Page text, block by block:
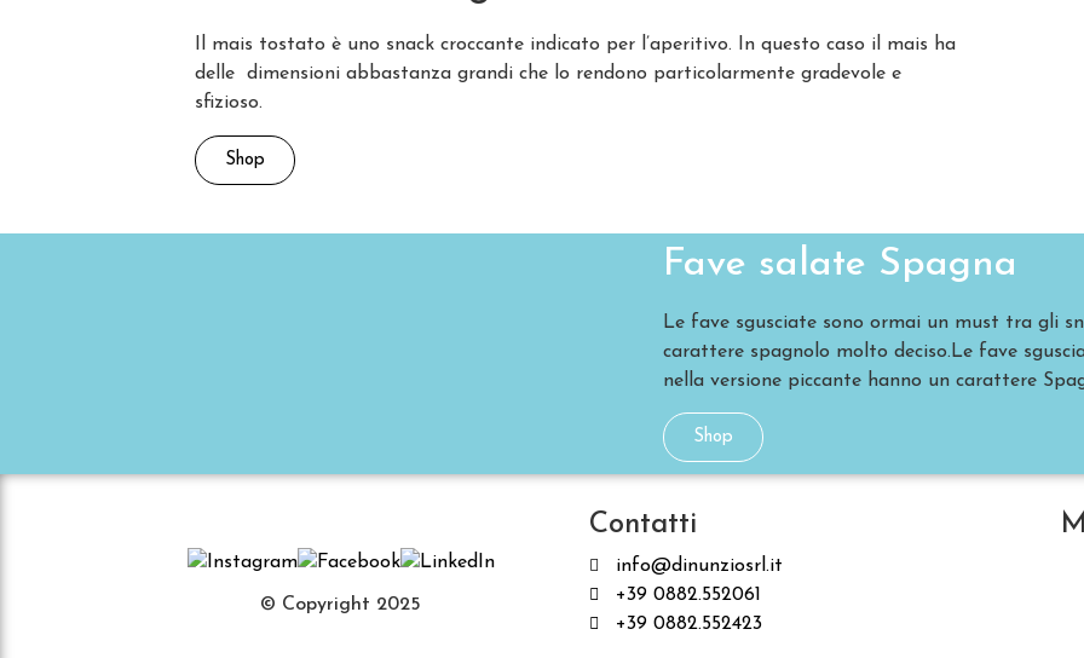
Il mais tostato è uno snack croccante indicato per l’aperitivo. In questo caso il mais ha
delle dimensioni abbastanza grandi che lo rendono particolarmente gradevole e
sfizioso.
Shop
Fave salate Spagna
Le fave sgusciate sono ormai un must tra gli
carattere spagnolo molto deciso.Le fave
nella versione piccante hanno un carattere
Shop
© Copyright 2025
Contatti
info@dinunziosrl.it
+39 0882.552061
+39 0882.552423